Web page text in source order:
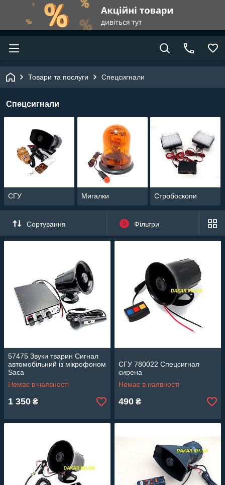
Товари та послуги Спецсигнали
Спецсигнали
СГУ Мигалки Стробоскопи
Сортування 0 Фільтри
57475 Звуки тварин Сигнал
автомобільний із мікрофоном
Saca
Немає в наявності
1 350 ₴
СГУ 780022 Спецсигнал
сирена
Немає в наявності
490 ₴